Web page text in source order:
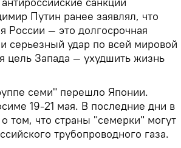
Путин ранее заявлял, что
России — это долгосрочная
серьезный удар по всей мировой
цель Запада — ухудшить жизнь
семи" перешло Японии.
19-21 мая. В последние дни в
том, что страны "семерки" могут
трубопроводного газа.